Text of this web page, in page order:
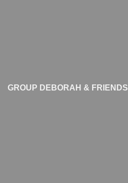
GROUP DEBORAH & FRIENDS